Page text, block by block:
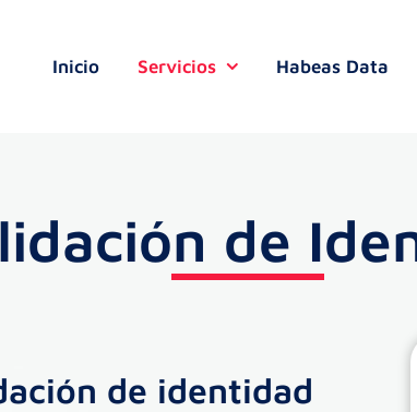
Inicio Servicios Habeas Data
de
de identidad